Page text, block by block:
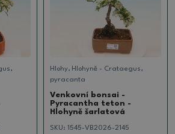
Hlohy, Hlohyně - Crataegus,
pyracanta
Venkovní bonsai -
Pyracantha teton -
Hlohyně šarlatová
SKU: 1545-VB2026-2145